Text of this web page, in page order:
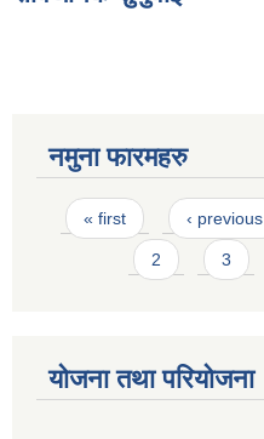
नमुना फारमहरु
Pages
« first ‹ previous
2 3
योजना तथा परियोजना